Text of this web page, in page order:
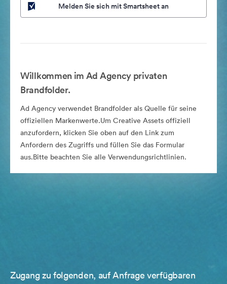
Melden Sie sich mit Smartsheet an
Willkommen im Ad Agency privaten
Brandfolder.
Ad Agency verwendet Brandfolder als Quelle für seine
offiziellen Markenwerte.Um Creative Assets offiziell
anzufordern, klicken Sie oben auf den Link zum
Anfordern des Zugriffs und füllen Sie das Formular
aus.Bitte beachten Sie alle Verwendungsrichtlinien.
Zugang zu folgenden, auf Anfrage verfügbaren